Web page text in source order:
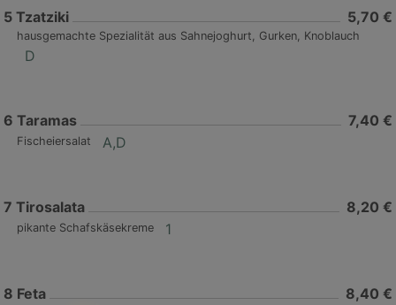
5 Tzatziki 5,70 €
hausgemachte Spezialität aus Sahnejoghurt, Gurken, Knoblauch
D
6 Taramas 7,40 €
Fischeiersalat A,D
7 Tirosalata 8,20 €
pikante Schafskäsekreme 1
8 Feta 8,40 €